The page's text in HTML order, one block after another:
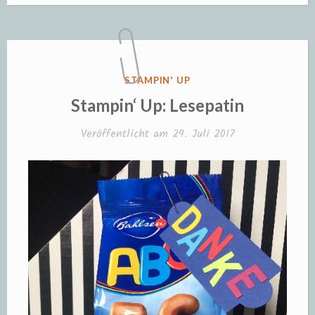
VERÖFFENTLICHT
STAMPIN' UP
Stampin‘ Up: Lesepatin
Veröffentlicht am 29. Juli 2017